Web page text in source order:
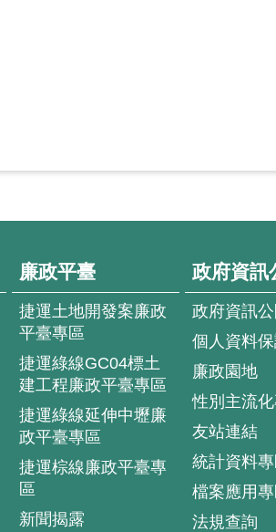
廉政平臺
捷運土地開發案廉政
平臺專區
捷運綠線GC04標土
建工程廉政平臺專區
捷運綠線延伸中壢廉
政平臺專區
捷運棕線廉政平臺專
區
新聞揭露
政府資訊
政府資訊公
個人資料
廉政園地
性別主流
友站連結
統計資料專
檔案應用專
法規查詢